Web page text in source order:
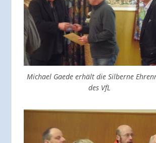
Michael Gaede erhält die Silberne
des VfL